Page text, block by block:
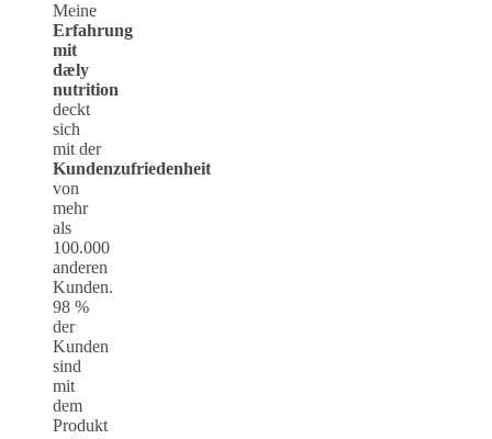
Meine
Erfahrung
mit
dæly
nutrition
deckt
sich
mit der
Kundenzufriedenheit
von
mehr
als
100.000
anderen
Kunden.
98 %
der
Kunden
sind
mit
dem
Produkt